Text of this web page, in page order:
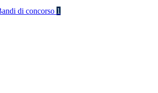
di concorso 1